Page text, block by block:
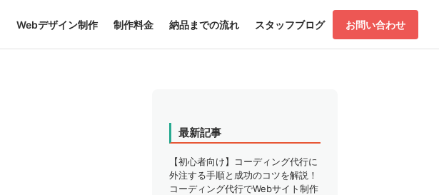
Webデザイン制作 制作料金 納品までの流れ スタッフブログ お問い合わせ
最新記事
【初心者向け】コーディング代行に
外注する手順と成功のコツを解説！
コーディング代行でWebサイト制作